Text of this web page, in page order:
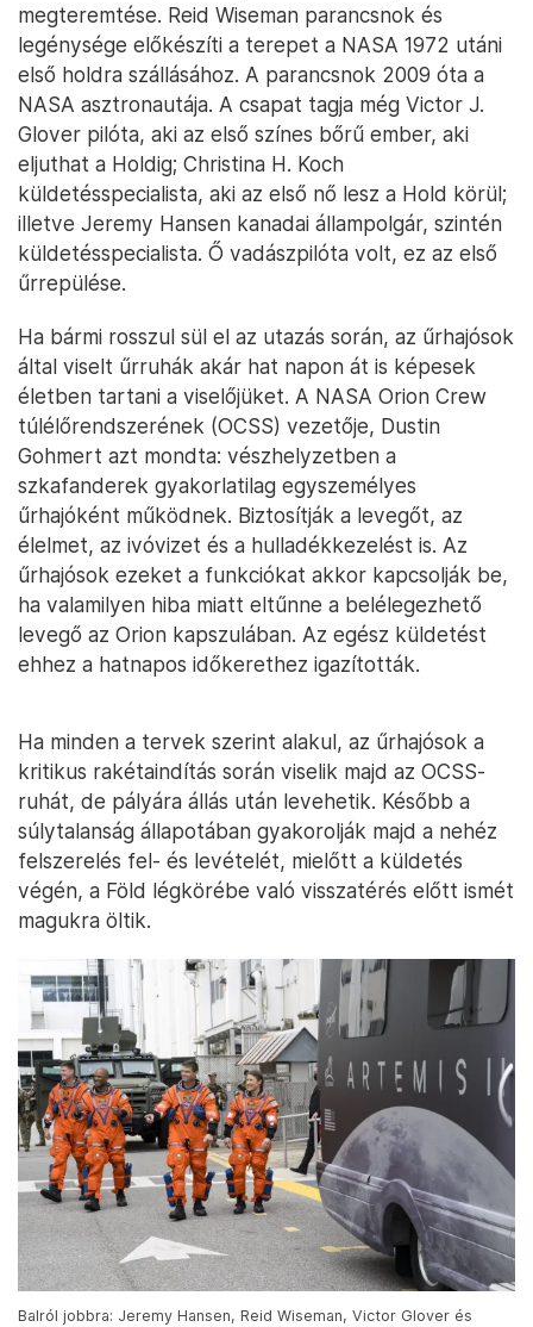
megteremtése. Reid Wiseman parancsnok és
legénysége előkészíti a terepet a NASA 1972 utáni
első holdra szállásához. A parancsnok 2009 óta a
NASA asztronautája. A csapat tagja még Victor J.
Glover pilóta, aki az első színes bőrű ember, aki
eljuthat a Holdig; Christina H. Koch
küldetésspecialista, aki az első nő lesz a Hold körül;
illetve Jeremy Hansen kanadai állampolgár, szintén
küldetésspecialista. Ő vadászpilóta volt, ez az első
űrrepülése.
Ha bármi rosszul sül el az utazás során, az űrhajósok
által viselt űrruhák akár hat napon át is képesek
életben tartani a viselőjüket. A NASA Orion Crew
túlélőrendszerének (OCSS) vezetője, Dustin
Gohmert azt mondta: vészhelyzetben a
szkafanderek gyakorlatilag egyszemélyes
űrhajóként működnek. Biztosítják a levegőt, az
élelmet, az ivóvizet és a hulladékkezelést is. Az
űrhajósok ezeket a funkciókat akkor kapcsolják be,
ha valamilyen hiba miatt eltűnne a belélegezhető
levegő az Orion kapszulában. Az egész küldetést
ehhez a hatnapos időkerethez igazították.
Ha minden a tervek szerint alakul, az űrhajósok a
kritikus rakétaindítás során viselik majd az OCSS-
ruhát, de pályára állás után levehetik. Később a
súlytalanság állapotában gyakorolják majd a nehéz
felszerelés fel- és levételét, mielőtt a küldetés
végén, a Föld légkörébe való visszatérés előtt ismét
magukra öltik.
Balról jobbra: Jeremy Hansen, Reid Wiseman, Victor Glover és